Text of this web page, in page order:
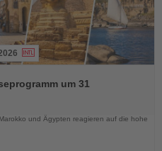
um 31
und Ägypten reagieren auf die hohe